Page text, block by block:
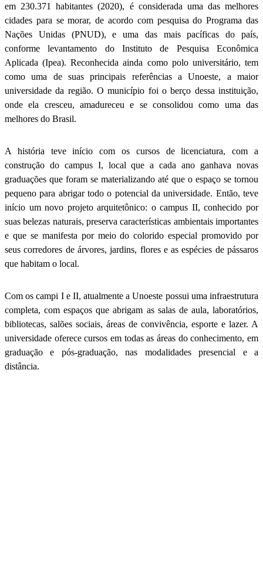
em 230.371 habitantes (2020), é considerada uma das melhores
cidades para se morar, de acordo com pesquisa do Programa das
Nações Unidas (PNUD), e uma das mais pacíficas do país,
conforme levantamento do Instituto de Pesquisa Econômica
Aplicada (Ipea). Reconhecida ainda como polo universitário, tem
como uma de suas principais referências a Unoeste, a maior
universidade da região. O município foi o berço dessa instituição,
onde ela cresceu, amadureceu e se consolidou como uma das
melhores do Brasil.
A história teve início com os cursos de licenciatura, com a
construção do campus I, local que a cada ano ganhava novas
graduações que foram se materializando até que o espaço se tornou
pequeno para abrigar todo o potencial da universidade. Então, teve
início um novo projeto arquitetônico: o campus II, conhecido por
suas belezas naturais, preserva características ambientais importantes
e que se manifesta por meio do colorido especial promovido por
seus corredores de árvores, jardins, flores e as espécies de pássaros
que habitam o local.
Com os campi I e II, atualmente a Unoeste possui uma infraestrutura
completa, com espaços que abrigam as salas de aula, laboratórios,
bibliotecas, salões sociais, áreas de convivência, esporte e lazer. A
universidade oferece cursos em todas as áreas do conhecimento, em
graduação e pós-graduação, nas modalidades presencial e a
distância.